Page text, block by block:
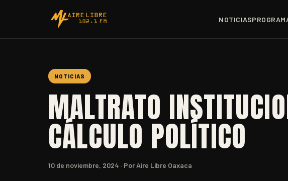
NOTICIAS
NOTICIAS
MALTRATO
CÁLCULO POLÍTICO
10 de noviembre, 2024 · Por Aire Libre Oaxaca